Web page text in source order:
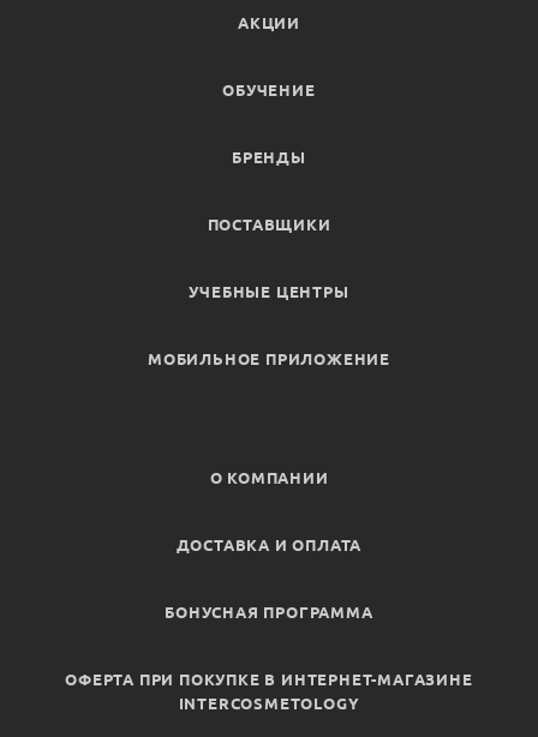
АКЦИИ
ОБУЧЕНИЕ
БРЕНДЫ
ПОСТАВЩИКИ
УЧЕБНЫЕ ЦЕНТРЫ
МОБИЛЬНОЕ ПРИЛОЖЕНИЕ
О КОМПАНИИ
ДОСТАВКА И ОПЛАТА
БОНУСНАЯ ПРОГРАММА
ОФЕРТА ПРИ ПОКУПКЕ В ИНТЕРНЕТ-МАГАЗИНЕ
INTERCOSMETOLOGY